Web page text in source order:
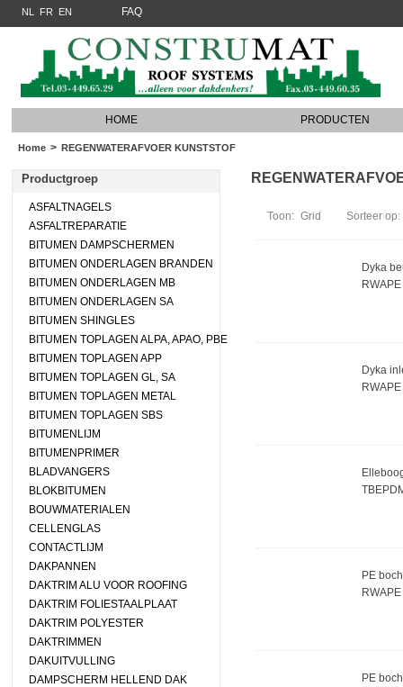
NL FR EN FAQ
HOME PRODUCTEN
Home > REGENWATERAFVOER KUNSTSTOF
Productgroep
ASFALTNAGELS
ASFALTREPARATIE
BITUMEN DAMPSCHERMEN
BITUMEN ONDERLAGEN BRANDEN
BITUMEN ONDERLAGEN MB
BITUMEN ONDERLAGEN SA
BITUMEN SHINGLES
BITUMEN TOPLAGEN ALPA, APAO, PBE
BITUMEN TOPLAGEN APP
BITUMEN TOPLAGEN GL, SA
BITUMEN TOPLAGEN METAL
BITUMEN TOPLAGEN SBS
BITUMENLIJM
BITUMENPRIMER
BLADVANGERS
BLOKBITUMEN
BOUWMATERIALEN
CELLENGLAS
CONTACTLIJM
DAKPANNEN
DAKTRIM ALU VOOR ROOFING
DAKTRIM FOLIESTAALPLAAT
DAKTRIM POLYESTER
DAKTRIMMEN
DAKUITVULLING
DAMPSCHERM HELLEND DAK
Toon: Grid Sorteer op:
Dyka
Dyka
PE
PE